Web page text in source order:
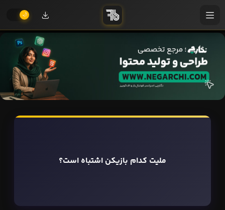
ملیت کدام بازیکن اشتباه است؟